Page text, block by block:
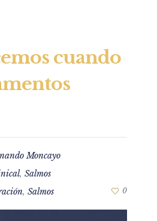
cuando
Moncayo
, Salmos
, Salmos 0